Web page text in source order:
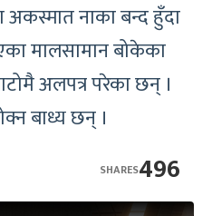
अकस्मात नाका बन्द हुँदा
मालसामान बोकेका
अलपत्र परेका छन् ।
बाध्य छन् ।
496
SHARES